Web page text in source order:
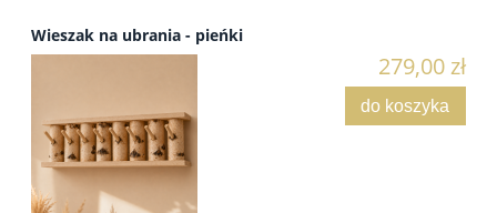
Wieszak na ubrania - pieńki
279,00 zł
do koszyka